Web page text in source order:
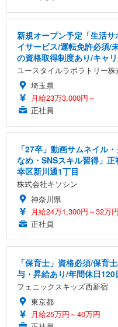
新規オープン予定「生活
イサービス/運転免許必須/
の資格取得制度あり/キャ
ユースタイルラボラトリー株
埼玉県
月給23万3,000円～
正社員
「27卒」動画サムネイル
なめ・SNSスキル習得」
幸区新川通1丁目
株式会社キソシン
神奈川県
月給24万1,300円～32万円
正社員
「保育士」資格必須/保育
与・昇給あり/年間休日120
フェニックスキッズ西新宿
東京都
月給25万円～40万円